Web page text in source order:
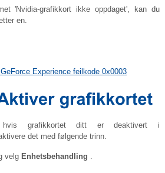
'Nvidia-grafikkort ikke oppdaget', kan du
en.
Experience feilkode 0x0003
hvis grafikkortet ditt er deaktivert i
det med følgende trinn.
velg Enhetsbehandling .